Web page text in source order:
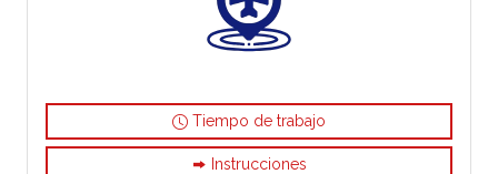
Tiempo de trabajo
Instrucciones